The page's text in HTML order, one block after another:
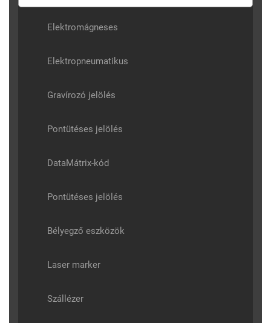
Elektromágneses
Elektropneumatikus
Gravírozó jelölés
Pontütéses jelölés
DataMátrix-kód
Pontütéses jelölés
Bélyegző eszközök
Laser marker
Szállézer